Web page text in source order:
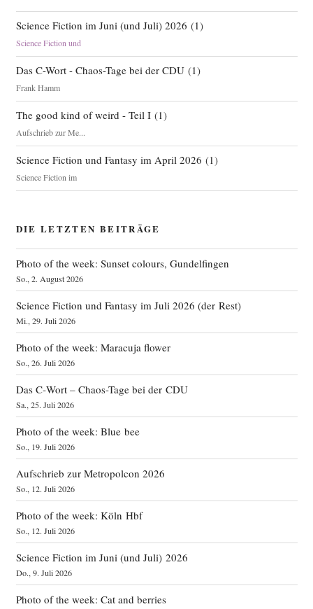
Science Fiction im Juni (und Juli) 2026 (1)
Science Fiction und
Das C-Wort - Chaos-Tage bei der CDU(1)
Frank Hamm
The good kind of weird - Teil I(1)
Aufschrieb zur Me...
Science Fiction und Fantasy im April 2026 (1)
Science Fiction im
DIE LETZTEN BEITRÄGE
Photo of the week: Sunset colours, Gundelfingen
So., 2. August 2026
Science Fiction und Fantasy im Juli 2026 (der Rest)
Mi., 29. Juli 2026
Photo of the week: Maracuja flower
So., 26. Juli 2026
Das C‑Wort – Chaos-Tage bei der CDU
Sa., 25. Juli 2026
Photo of the week: Blue bee
So., 19. Juli 2026
Aufschrieb zur Metropolcon 2026
So., 12. Juli 2026
Photo of the week: Köln Hbf
So., 12. Juli 2026
Science Fiction im Juni (und Juli) 2026
Do., 9. Juli 2026
Photo of the week: Cat and berries